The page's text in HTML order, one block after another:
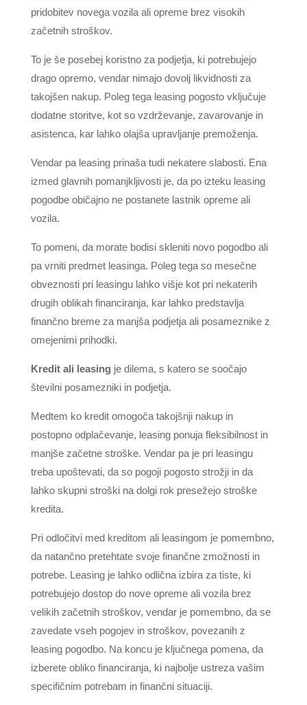
pridobitev novega vozila ali opreme brez visokih
začetnih stroškov.
To je še posebej koristno za podjetja, ki potrebujejo
drago opremo, vendar nimajo dovolj likvidnosti za
takojšen nakup. Poleg tega leasing pogosto vključuje
dodatne storitve, kot so vzdrževanje, zavarovanje in
asistenca, kar lahko olajša upravljanje premoženja.
Vendar pa leasing prinaša tudi nekatere slabosti. Ena
izmed glavnih pomanjkljivosti je, da po izteku leasing
pogodbe običajno ne postanete lastnik opreme ali
vozila.
To pomeni, da morate bodisi skleniti novo pogodbo ali
pa vrniti predmet leasinga. Poleg tega so mesečne
obveznosti pri leasingu lahko višje kot pri nekaterih
drugih oblikah financiranja, kar lahko predstavlja
finančno breme za manjša podjetja ali posameznike z
omejenimi prihodki.
Kredit ali leasing je dilema, s katero se soočajo
številni posamezniki in podjetja.
Medtem ko kredit omogoča takojšnji nakup in
postopno odplačevanje, leasing ponuja fleksibilnost in
manjše začetne stroške. Vendar pa je pri leasingu
treba upoštevati, da so pogoji pogosto strožji in da
lahko skupni stroški na dolgi rok presežejo stroške
kredita.
Pri odločitvi med kreditom ali leasingom je pomembno,
da natančno pretehtate svoje finančne zmožnosti in
potrebe. Leasing je lahko odlična izbira za tiste, ki
potrebujejo dostop do nove opreme ali vozila brez
velikih začetnih stroškov, vendar je pomembno, da se
zavedate vseh pogojev in stroškov, povezanih z
leasing pogodbo. Na koncu je ključnega pomena, da
izberete obliko financiranja, ki najbolje ustreza vašim
specifičnim potrebam in finančni situaciji.